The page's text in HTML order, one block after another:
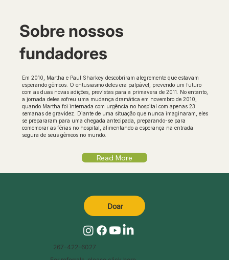
Sobre nossos
fundadores
Em 2010, Martha e Paul Sharkey descobriram alegremente que estavam
esperando gêmeos. O entusiasmo deles era palpável, prevendo um futuro
com as duas novas adições, previstas para a primavera de 2011. No entanto,
a jornada deles sofreu uma mudança dramática em novembro de 2010,
quando Martha foi internada com urgência no hospital com apenas 23
semanas de gravidez. Diante de uma situação que nunca imaginaram, eles
se prepararam para uma chegada antecipada, preparando-se para
comemorar as férias no hospital, alimentando a esperança na entrada
segura de seus gêmeos no mundo.
Read More
267-422-6027
Doar